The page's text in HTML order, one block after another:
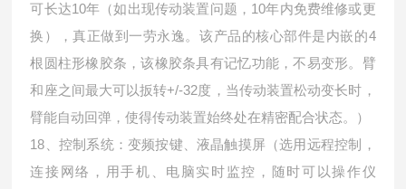
可长达10年（如出现传动装置问题，10年内免费维修或更
换），真正做到一劳永逸。该产品的核心部件是内嵌的4
根圆柱形橡胶条，该橡胶条具有记忆功能，不易变形。臂
和座之间最大可以扳转+/-32度，当传动装置松动变长时，
臂能自动回弹，使得传动装置始终处在精密配合状态。）
18、控制系统：变频按键、液晶触摸屏（选用远程控制，
连接网络，用手机、电脑实时监控，随时可以操作仪